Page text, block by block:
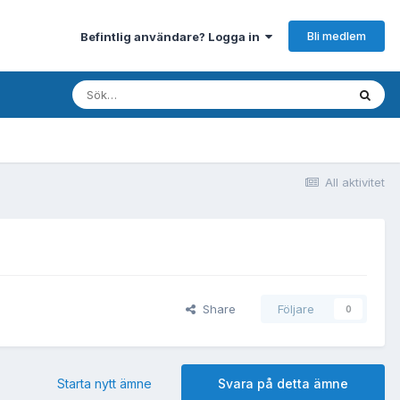
Befintlig användare? Logga in Bli medlem
All aktivitet
Share Följare 0
Svara på detta ämne
Starta nytt ämne